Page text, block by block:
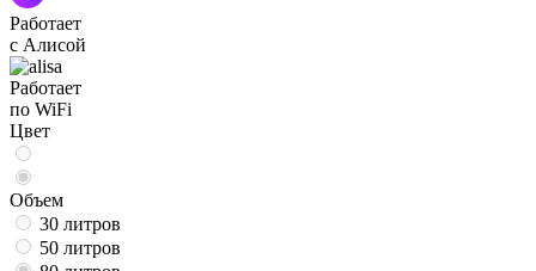
Работает
с Алисой
Работает
по WiFi
Цвет
Объем
30 литров
50 литров